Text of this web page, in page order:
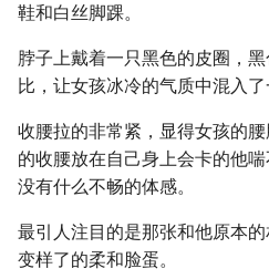
鞋和白丝脚踝。
脖子上戴着一只黑色的皮圈，
比，让女孩冰冷的气质中混入
收腰拉的非常紧，显得女孩的
的收腰放在自己身上会卡的他
没有什么不畅的体感。
最引人注目的是那张和他原本
变样了的柔和脸蛋。